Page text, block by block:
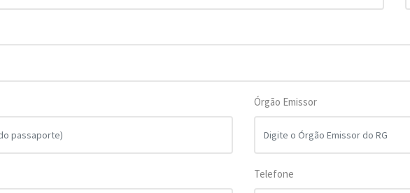
Órgão Emissor
Telefone